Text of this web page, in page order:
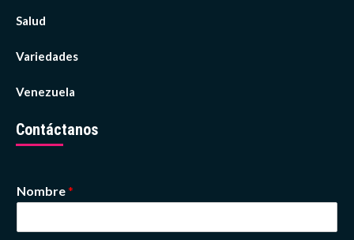
Salud
Variedades
Venezuela
Contáctanos
Nombre*